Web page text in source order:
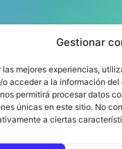
Gestionar
las mejores experiencias,
o acceder a la información
permitirá procesar datos
únicas en este sitio. No
a ciertas